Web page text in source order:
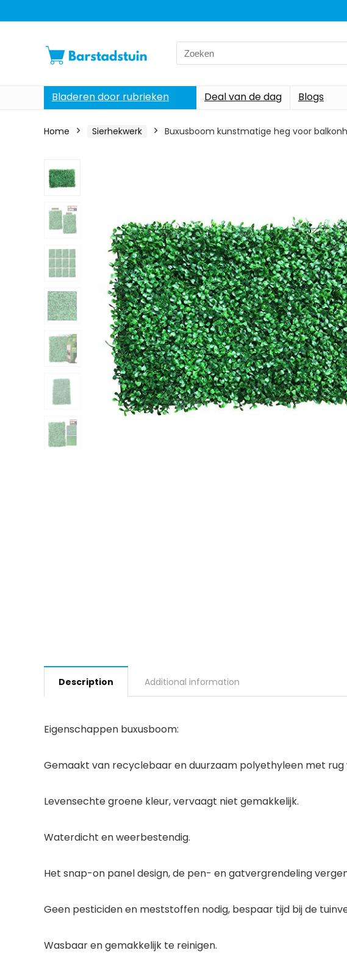
Search
for:
Bladeren door rubrieken Deal van de dag Blogs
Home Sierhekwerk Buxusboom kunstmatige heg voor
Description Additional information
Eigenschappen buxusboom:
Gemaakt van recyclebaar en duurzaam polyethyleen met
Levensechte groene kleur, vervaagt niet gemakkelijk.
Waterdicht en weerbestendig.
Het snap-on panel design, de pen- en gatvergrendeling
Geen pesticiden en meststoffen nodig, bespaar tijd bij de
Wasbaar en gemakkelijk te reinigen.